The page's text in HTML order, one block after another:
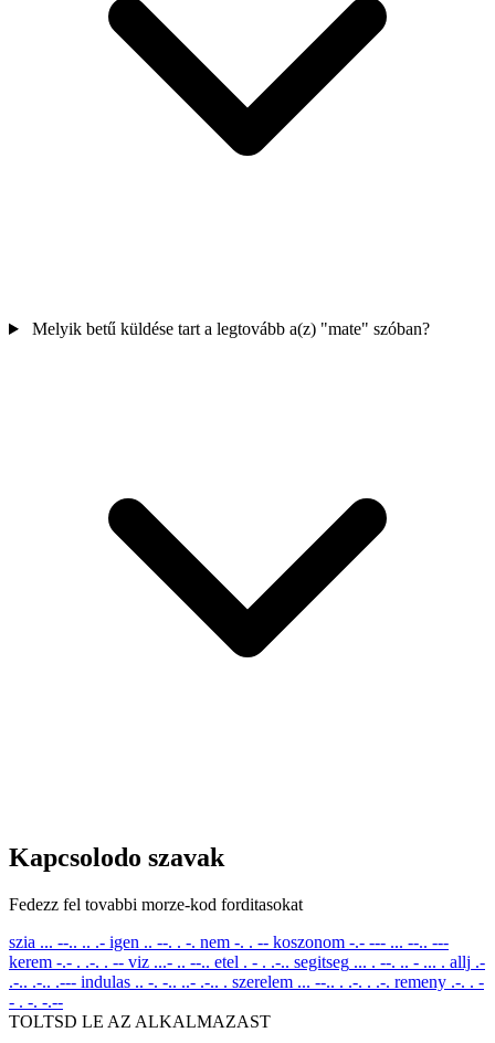
Melyik betű küldése tart a legtovább a(z) "mate" szóban?
Kapcsolodo szavak
Fedezz fel tovabbi morze-kod forditasokat
szia ... --.. .. .- igen .. --. . -. nem -. . -- koszonom -.- --- ... --.. ---
kerem -.- . .-. . -- viz ...- .. --.. etel . - . .-.. segitseg ... . --. .. - ... . allj .-
.-.. .-.. .--- indulas .. -. -.. ..- .-.. . szerelem ... --.. . .-. . .-. remeny .-. . -
- . -. -.--
TOLTSD LE AZ ALKALMAZAST